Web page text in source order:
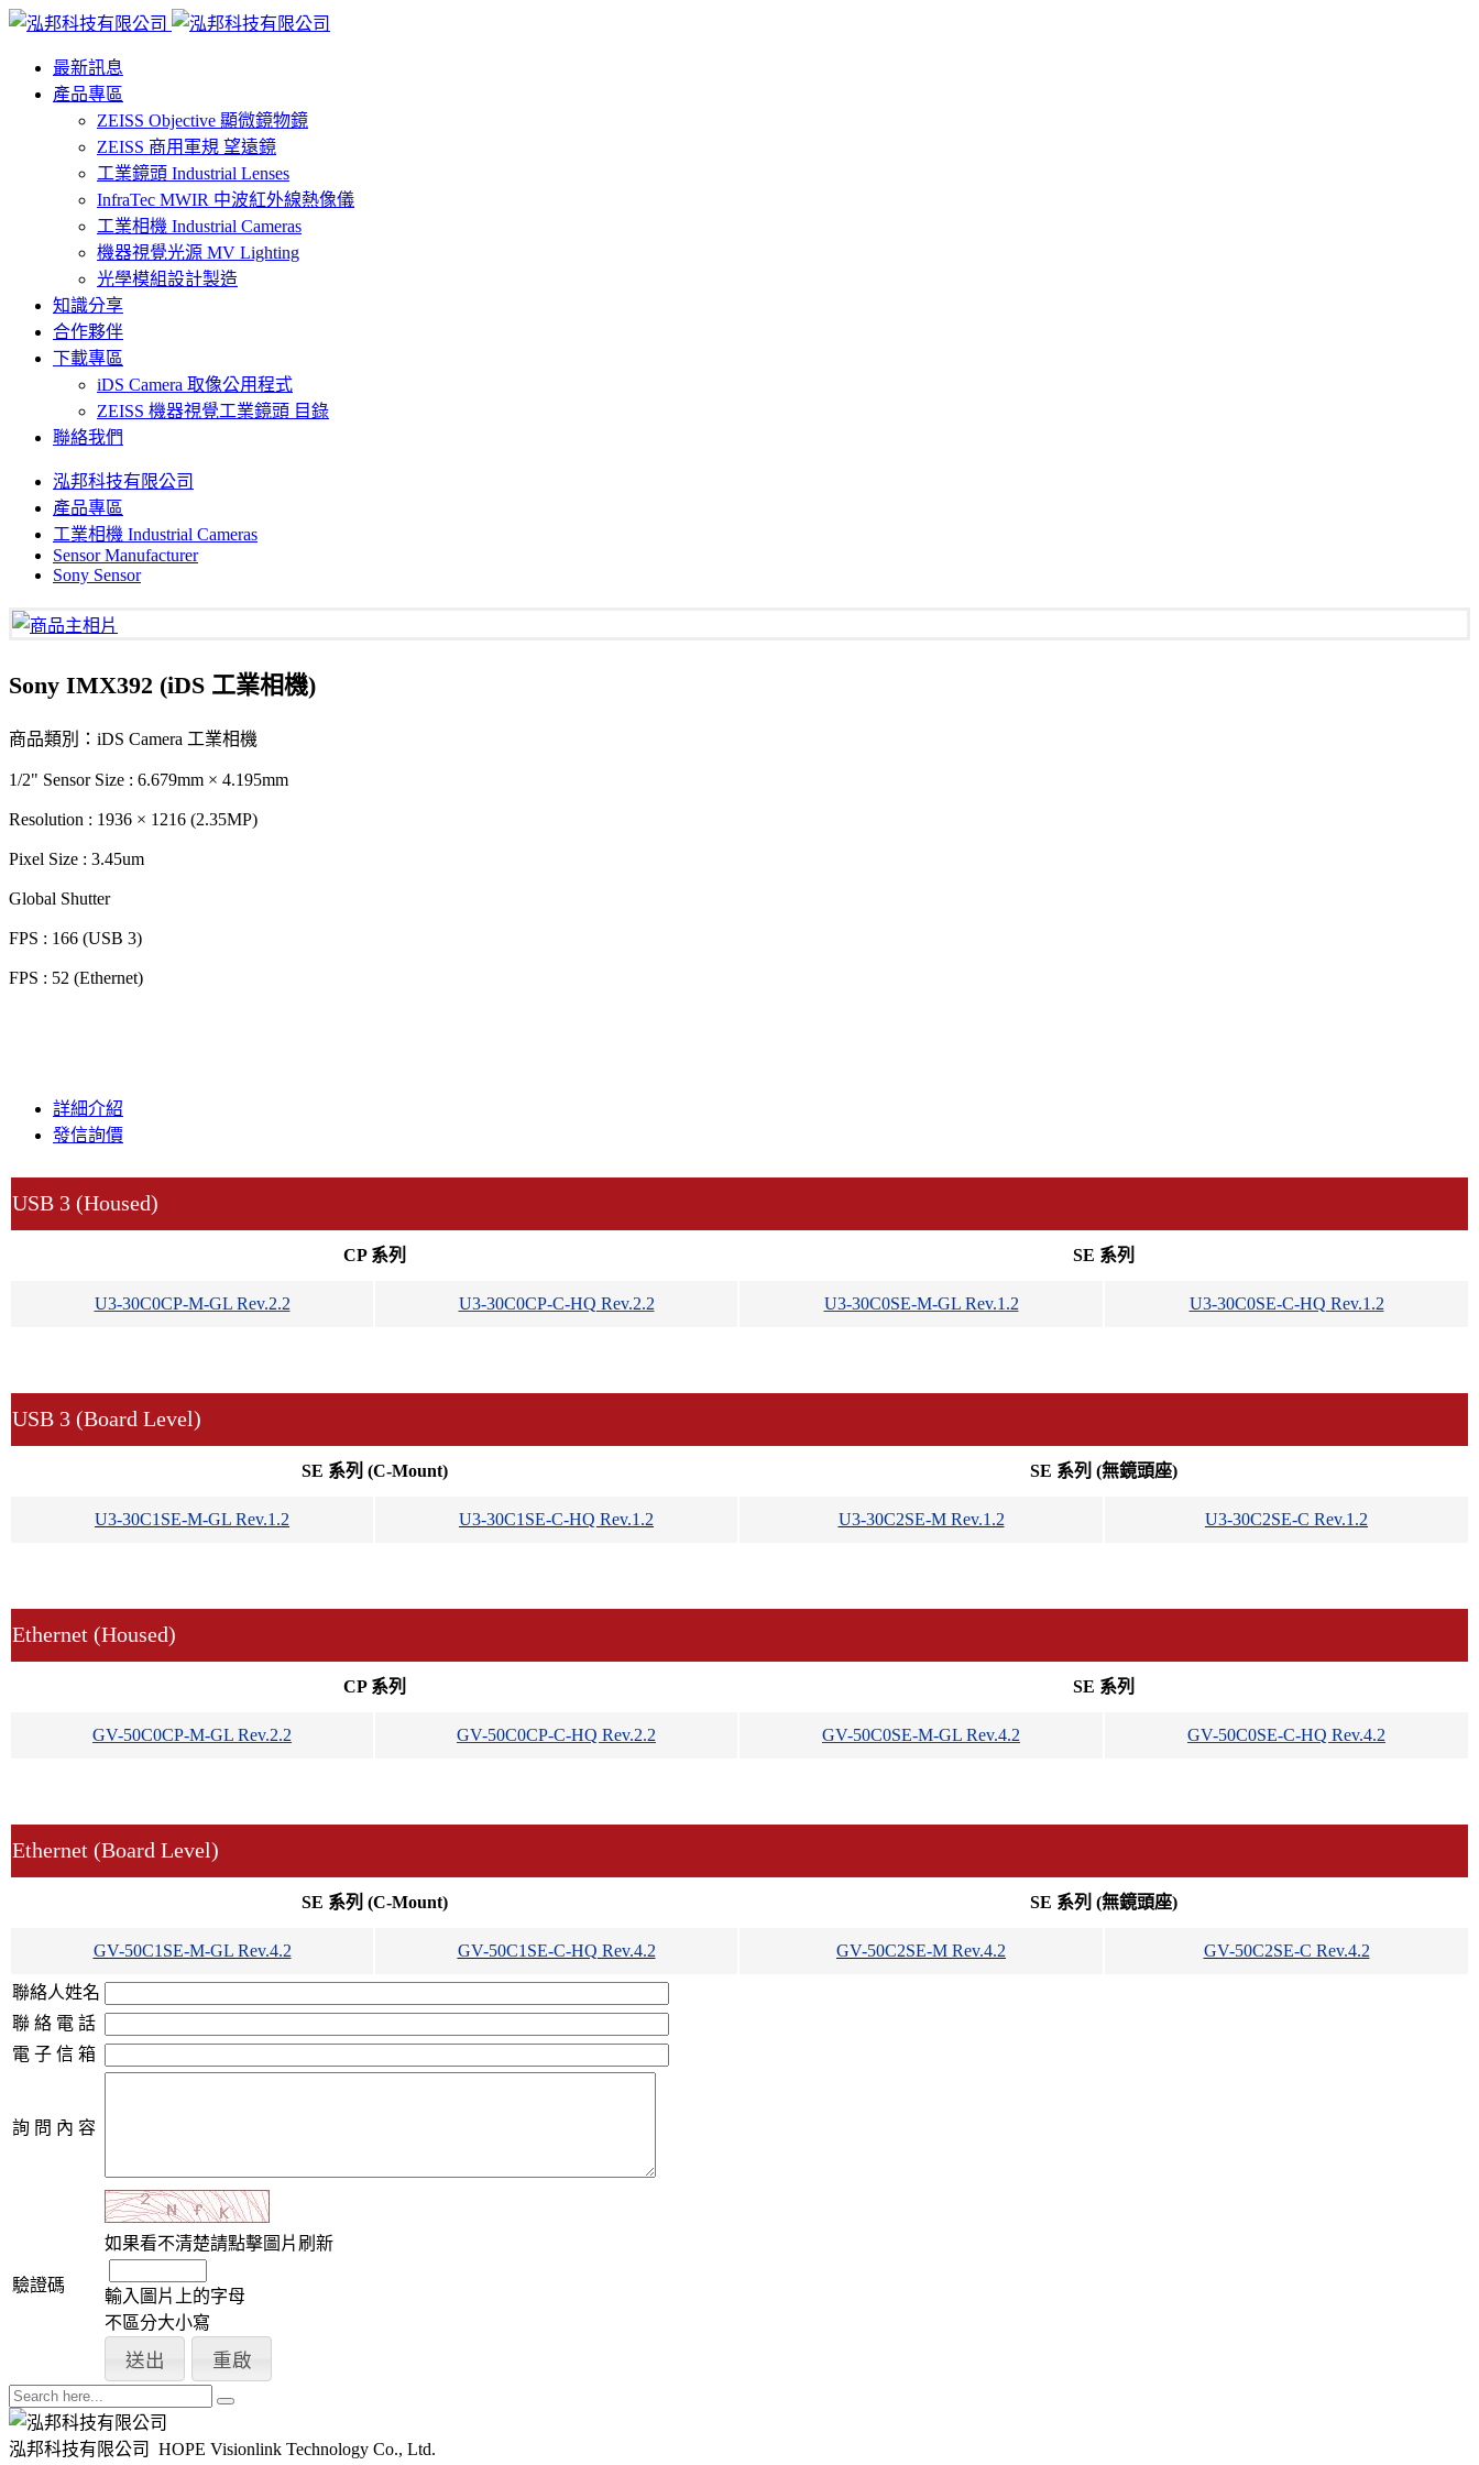
最新訊息
產品專區
ZEISS Objective 顯微鏡物鏡
ZEISS 商用軍規 望遠鏡
工業鏡頭 Industrial Lenses
InfraTec MWIR 中波紅外線熱像儀
工業相機 Industrial Cameras
機器視覺光源 MV Lighting
光學模組設計製造
知識分享
合作夥伴
下載專區
iDS Camera 取像公用程式
ZEISS 機器視覺工業鏡頭 目錄
聯絡我們
泓邦科技有限公司
產品專區
工業相機 Industrial Cameras
Sensor Manufacturer
Sony Sensor
Sony IMX392 (iDS 工業相機)
商品類別：iDS Camera 工業相機
1/2" Sensor Size : 6.679mm × 4.195mm
Resolution : 1936 × 1216 (2.35MP)
Pixel Size : 3.45um
Global Shutter
FPS : 166 (USB 3)
FPS : 52 (Ethernet)
詳細介紹
發信詢價
USB 3 (Housed)
CP 系列 SE 系列
U3-30C0CP-M-GL Rev.2.2 U3-30C0CP-C-HQ Rev.2.2 U3-30C0SE-M-GL Rev.1.2 U3-30C0SE-C-HQ Rev.1.2
USB 3 (Board Level)
SE 系列 (C-Mount) SE 系列 (無鏡頭座)
U3-30C1SE-M-GL Rev.1.2 U3-30C1SE-C-HQ Rev.1.2 U3-30C2SE-M Rev.1.2 U3-30C2SE-C Rev.1.2
Ethernet (Housed)
CP 系列 SE 系列
GV-50C0CP-M-GL Rev.2.2 GV-50C0CP-C-HQ Rev.2.2 GV-50C0SE-M-GL Rev.4.2 GV-50C0SE-C-HQ Rev.4.2
Ethernet (Board Level)
SE 系列 (C-Mount) SE 系列 (無鏡頭座)
GV-50C1SE-M-GL Rev.4.2 GV-50C1SE-C-HQ Rev.4.2 GV-50C2SE-M Rev.4.2 GV-50C2SE-C Rev.4.2
聯絡人姓名
聯 絡 電 話
電 子 信 箱
詢 問 內 容
驗證碼
如果看不清楚請點擊圖片刷新
輸入圖片上的字母
不區分大小寫
泓邦科技有限公司 HOPE Visionlink Technology Co., Ltd.